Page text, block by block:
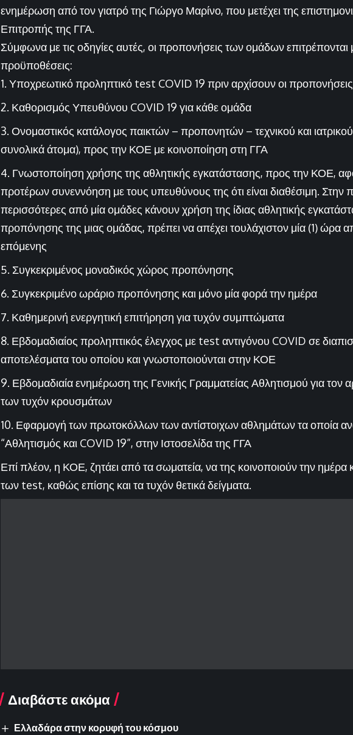
ενημέρωση από τον γιατρό της Γιώργο Μαρίνο, που μετέχει της
Επιτροπής της ΓΓΑ.
Σύμφωνα με τις οδηγίες αυτές, οι προπονήσεις των ομάδων επιτρέπονται
προϋποθέσεις:
Υποχρεωτικό προληπτικό test COVID 19 πριν αρχίσουν οι προπονήσεις
Καθορισμός Υπευθύνου COVID 19 για κάθε ομάδα
Ονομαστικός κατάλογος παικτών – προπονητών – τεχνικού και
συνολικά άτομα), προς την ΚΟΕ με κοινοποίηση στη ΓΓΑ
Γνωστοποίηση χρήσης της αθλητικής εγκατάστασης, προς την ΚΟΕ,
προτέρων συνεννόηση με τους υπευθύνους της ότι είναι διαθέσιμη.
περισσότερες από μία ομάδες κάνουν χρήση της ίδιας αθλητικής
προπόνησης της μιας ομάδας, πρέπει να απέχει τουλάχιστον μία (1) ώρα
επόμενης
Συγκεκριμένος μοναδικός χώρος προπόνησης
Συγκεκριμένο ωράριο προπόνησης και μόνο μία φορά την ημέρα
Καθημερινή ενεργητική επιτήρηση για τυχόν συμπτώματα
Εβδομαδιαίος προληπτικός έλεγχος με test αντιγόνου COVID σε
αποτελέσματα του οποίου και γνωστοποιούνται στην ΚΟΕ
Εβδομαδιαία ενημέρωση της Γενικής Γραμματείας Αθλητισμού για τον
των τυχόν κρουσμάτων
Εφαρμογή των πρωτοκόλλων των αντίστοιχων αθλημάτων τα οποία
“Αθλητισμός και COVID 19”, στην Ιστοσελίδα της ΓΓΑ
Επί πλέον, η ΚΟΕ, ζητάει από τα σωματεία, να της κοινοποιούν την ημέρα
των test, καθώς επίσης και τα τυχόν θετικά δείγματα.
Διαβάστε ακόμα
Ελλαδάρα στην κορυφή του κόσμου